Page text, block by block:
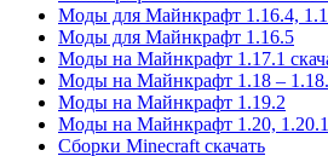
Моды для Майнкрафт 1.16.4,
Моды для Майнкрафт 1.16.5
Моды на Майнкрафт 1.17.1
Моды на Майнкрафт 1.18 –
Моды на Майнкрафт 1.19.2
Моды на Майнкрафт 1.20, 1.20.1
Сборки Minecraft скачать